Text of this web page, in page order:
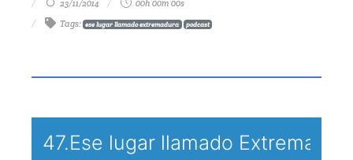
23/11/2014
00h 00m 00s
Tags: ese lugar llamado extremadura podcast